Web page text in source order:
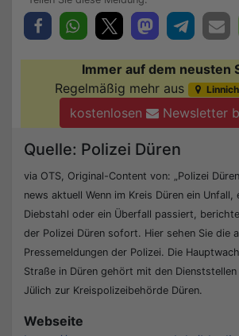
Immer auf dem neusten
Regelmäßig mehr aus
Linnich
kostenlosen
Newsletter
Quelle: Polizei Düren
via OTS, Original-Content von: „Polizei
news aktuell Wenn im Kreis Düren ein Unfall,
Diebstahl oder ein Überfall passiert,
der Polizei Düren sofort. Hier sehen Sie die
Pressemeldungen der Polizei. Die
Straße in Düren gehört mit den Dienststellen
Jülich zur Kreispolizeibehörde Düren.
Webseite